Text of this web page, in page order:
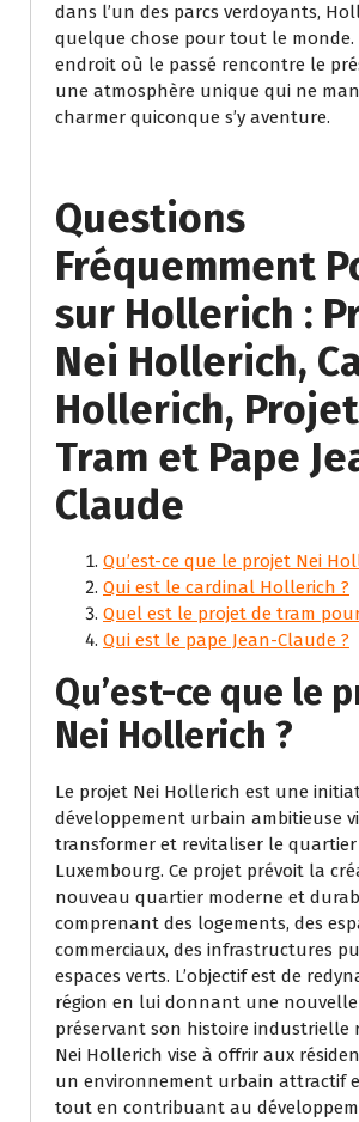
dans l’un des parcs verdoyants,
quelque chose pour tout le monde.
endroit où le passé rencontre le
une atmosphère unique qui ne
charmer quiconque s’y aventure.
Questions
Fréquemment
sur Hollerich :
Nei Hollerich,
Hollerich,
Tram et Pape
Claude
Qu’est-ce que le projet Nei
Qui est le cardinal Hollerich ?
Quel est le projet de tram
Qui est le pape Jean-Claude ?
Qu’est-ce que le
Nei Hollerich ?
Le projet Nei Hollerich est une
développement urbain ambitieuse
transformer et revitaliser le
Luxembourg. Ce projet prévoit la
nouveau quartier moderne et
comprenant des logements, des
commerciaux, des infrastructures
espaces verts. L’objectif est de
région en lui donnant une
préservant son histoire industrielle
Nei Hollerich vise à offrir aux
un environnement urbain attractif
tout en contribuant au